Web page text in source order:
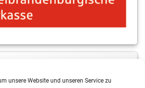
unsere Website und unseren Service zu